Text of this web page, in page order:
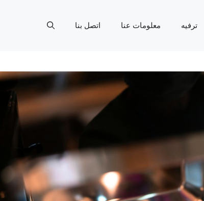
ترفيه معلومات عنا اتصل بنا